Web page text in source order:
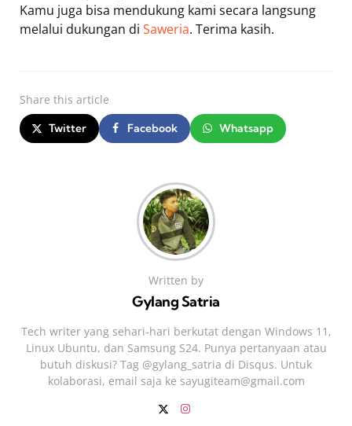
Kamu juga bisa mendukung kami secara langsung
melalui dukungan di Saweria. Terima kasih.
Share this article
Twitter Facebook Whatsapp
Written by
Gylang Satria
Tech writer yang sehari‑hari berkutat dengan Windows 11,
Linux Ubuntu, dan Samsung S24. Punya pertanyaan atau
butuh diskusi? Tag @gylang_satria di Disqus. Untuk
kolaborasi, email saja ke sayugiteam@gmail.com